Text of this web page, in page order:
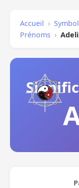
Accueil ›
Prénoms ›